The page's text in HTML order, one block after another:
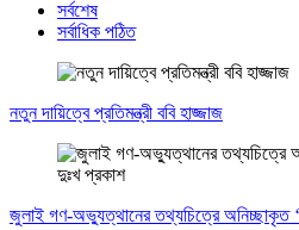
সর্বশেষ
সর্বাধিক পঠিত
নতুন দায়িত্বে প্রতিমন্ত্রী ববি হাজ্জাজ
জুলাই গণ-অভ্যুত্থানের তথ্যচিত্রে অনিচ্ছাকৃত